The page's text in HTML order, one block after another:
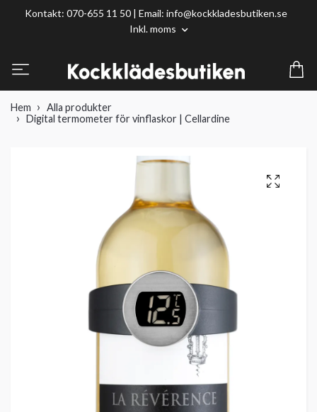
Kontakt: 070-655 11 50 | Email: info@kockkladesbutiken.se
Inkl. moms
Hem
Alla produkter
Digital termometer för vinflaskor | Cellardine